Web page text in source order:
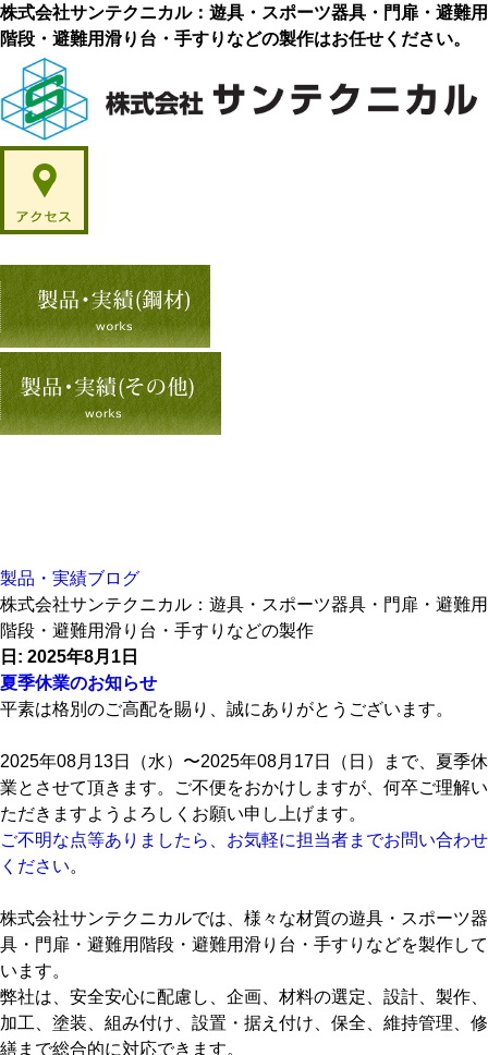
株式会社サンテクニカル：遊具・スポーツ器具・門扉・避難用
階段・避難用滑り台・手すりなどの製作はお任せください。
コ
ン
テ
ン
ツ
へ
キ
ッ
プ
製品・実績ブログ
株式会社サンテクニカル：遊具・スポーツ器具・門扉・避難用
階段・避難用滑り台・手すりなどの製作
日: 2025年8月1日
夏季休業のお知らせ
平素は格別のご高配を賜り、誠にありがとうございます。
2025年08月13日（水）〜2025年08月17日（日）まで、夏季休
業とさせて頂きます。ご不便をおかけしますが、何卒ご理解い
ただきますようよろしくお願い申し上げます。
ご不明な点等ありましたら、お気軽に担当者までお問い合わせ
ください。
株式会社サンテクニカルでは、様々な材質の遊具・スポーツ器
具・門扉・避難用階段・避難用滑り台・手すりなどを製作して
います。
弊社は、安全安心に配慮し、企画、材料の選定、設計、製作、
加工、塗装、組み付け、設置・据え付け、保全、維持管理、修
繕まで総合的に対応できます。